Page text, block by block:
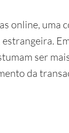
online, uma
ser
da